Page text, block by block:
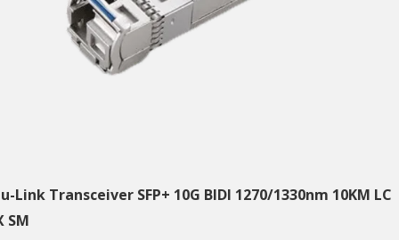
Link Transceiver SFP+ 10G BIDI 1270/1330nm 10KM LC
SM